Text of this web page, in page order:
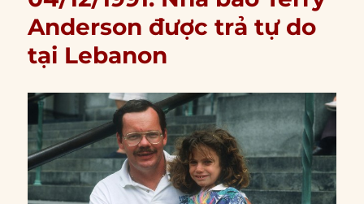
Anderson được trả tự do
tại Lebanon